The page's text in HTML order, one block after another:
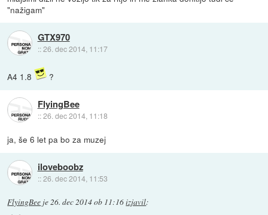
"nažigam"
GTX970
::26. dec 2014, 11:17
A4 1.8 ?
FlyingBee
::26. dec 2014, 11:18
ja, še 6 let pa bo za muzej
iloveboobz
::26. dec 2014, 11:53
FlyingBee je26. dec 2014 ob 11:16izjavil: